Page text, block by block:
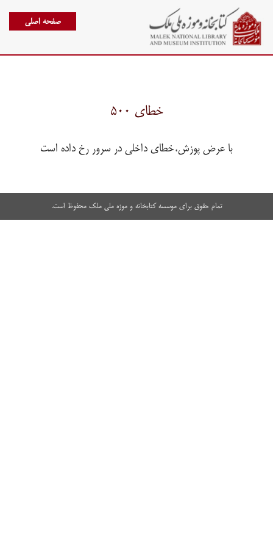
صفحه اصلی
خطای ۵۰۰
با عرض پوزش،خطای داخلی در سرور رخ داده است
تمام حقوق برای موسسه کتابخانه و موزه ملی ملک محفوظ است.